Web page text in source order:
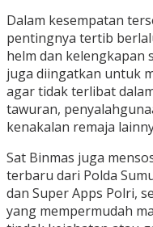
Dalam kesempatan
pentingnya tertib
helm dan kelengkapan
juga diingatkan untuk
agar tidak terlibat
tawuran,
kenakalan remaja
Sat Binmas juga
terbaru dari Polda
dan Super Apps Polri,
yang mempermudah